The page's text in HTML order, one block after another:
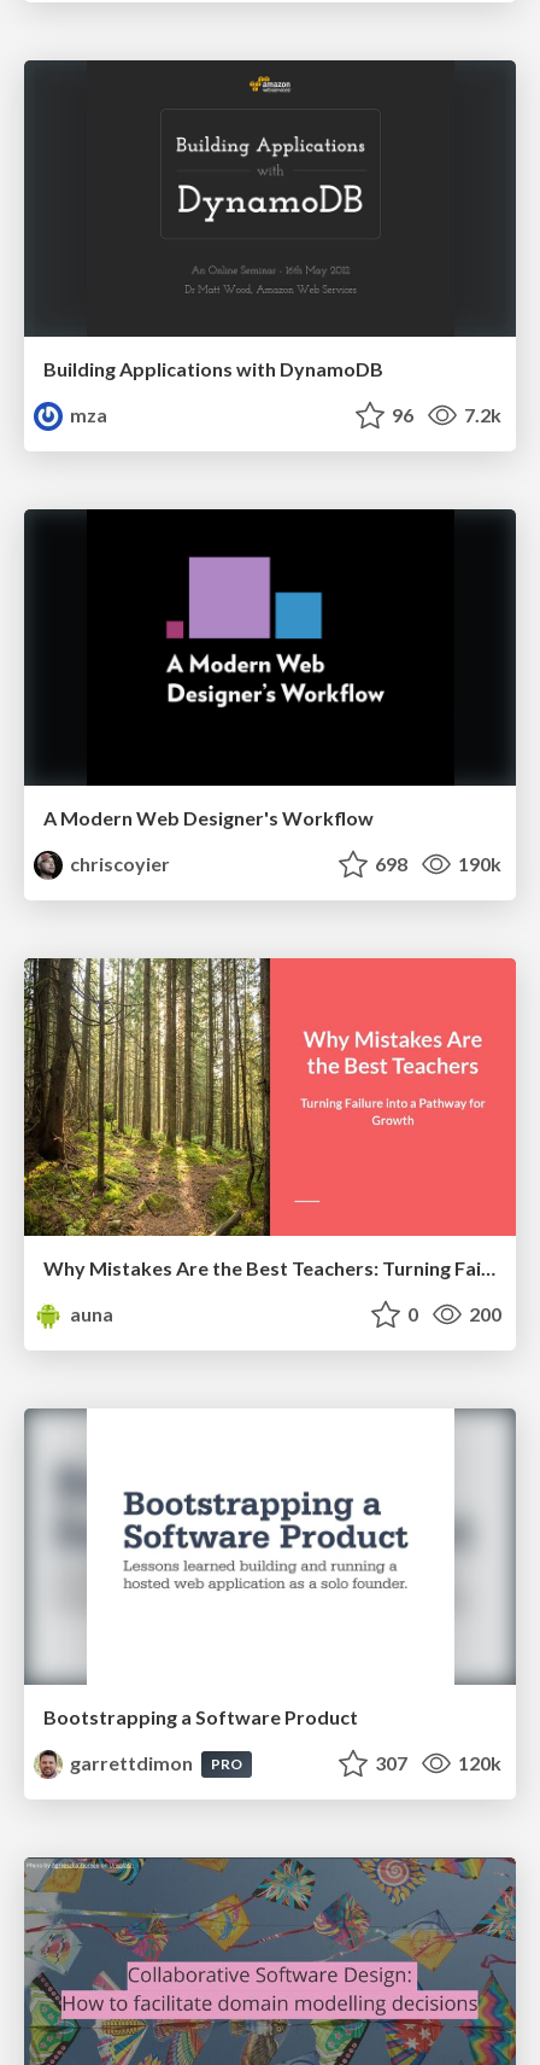
Building Applications with DynamoDB
mza
96 7.2k
A Modern Web Designer's Workflow
chriscoyier
698 190k
Why Mistakes Are the Best Teachers: Turning Failure into a Pathway for Growth
auna
0 200
Bootstrapping a Software Product
garrettdimon
PRO 307 120k